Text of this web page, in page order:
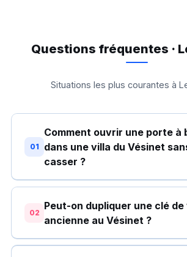
Questions fréquentes ·
Situations les plus courantes à
01
Comment ouvrir une porte à
dans une villa du Vésinet
casser ?
02
Peut-on dupliquer une clé de
ancienne au Vésinet ?